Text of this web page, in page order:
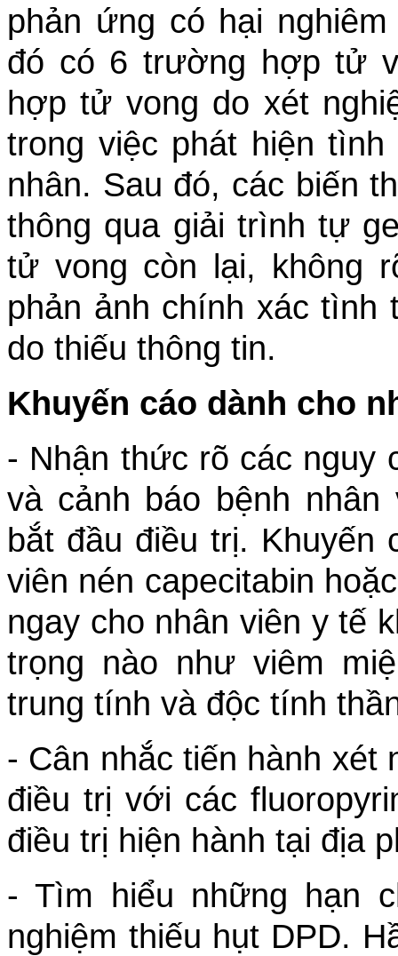
phản ứng có hại
đó có 6 trường hợp tử
hợp tử vong do xét
trong việc phát hiện
nhân. Sau đó, các biến
thông qua giải trình tự
tử vong còn lại, không
phản ảnh chính xác tình
do thiếu thông tin.
Khuyến cáo dành cho
- Nhận thức rõ các nguy
và cảnh báo bệnh
bắt đầu điều trị. Khuyến
viên nén capecitabin
ngay cho nhân viên y tế
trọng nào như viêm
trung tính và độc tính
- Cân nhắc tiến hành xét
điều trị với các
điều trị hiện hành tại địa
- Tìm hiểu những hạn
nghiệm thiếu hụt DPD.